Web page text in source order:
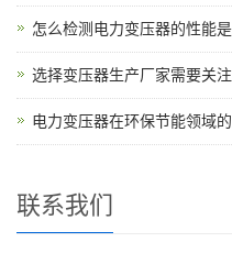
怎么检测电力变压器的性能
选择变压器生产厂家需要关
电力变压器在环保节能领域
联系我们